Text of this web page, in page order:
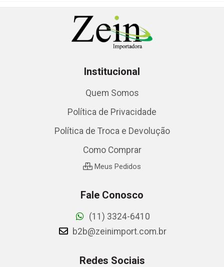
Institucional
Quem Somos
Política de Privacidade
Política de Troca e Devolução
Como Comprar
Meus Pedidos
Fale Conosco
(11) 3324-6410
b2b@zeinimport.com.br
Redes Sociais